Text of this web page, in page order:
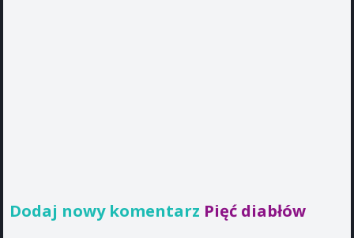
Dodaj nowy komentarz Pięć diabłów